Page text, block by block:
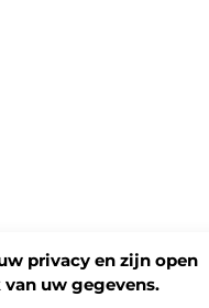
privacy en zijn open
uw gegevens.